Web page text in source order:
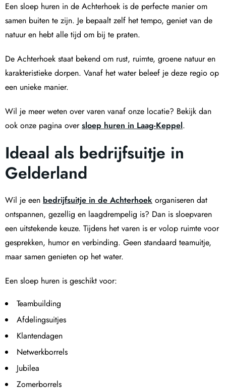
Een sloep huren in de Achterhoek is de perfecte manier om
samen buiten te zijn. Je bepaalt zelf het tempo, geniet van de
natuur en hebt alle tijd om bij te praten.
De Achterhoek staat bekend om rust, ruimte, groene natuur en
karakteristieke dorpen. Vanaf het water beleef je deze regio op
een unieke manier.
Wil je meer weten over varen vanaf onze locatie? Bekijk dan
ook onze pagina oversloep huren in Laag-Keppel.
Ideaal als bedrijfsuitje in
Gelderland
Wil je een bedrijfsuitje in de Achterhoek organiseren dat
ontspannen, gezellig en laagdrempelig is? Dan is sloepvaren
een uitstekende keuze. Tijdens het varen is er volop ruimte voor
gesprekken, humor en verbinding. Geen standaard teamuitje,
maar samen genieten op het water.
Een sloep huren is geschikt voor:
Teambuilding
Afdelingsuitjes
Klantendagen
Netwerkborrels
Jubilea
Zomerborrels